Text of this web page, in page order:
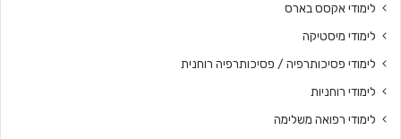
לימודי אקסס בארס
לימודי מיסטיקה
לימודי פסיכותרפיה / פסיכותרפיה רוחנית
לימודי רוחניות
לימודי רפואה משלימה